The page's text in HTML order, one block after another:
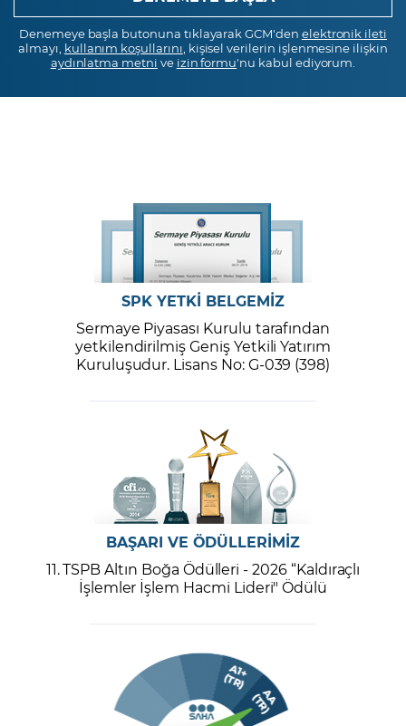
Denemeye başla butonuna tıklayarak GCM'den elektronik ileti
almayı, kullanım koşullarını , kişisel verilerin işlenmesine ilişkin
aydınlatma metni ve izin formu'nu kabul ediyorum.
SPK YETKİ BELGEMİZ
Sermaye Piyasası Kurulu tarafından
yetkilendirilmiş Geniş Yetkili Yatırım
Kuruluşudur. Lisans No: G-039 (398)
BAŞARI VE ÖDÜLLERİMİZ
11. TSPB Altın Boğa Ödülleri - 2026 “Kaldıraçlı
İşlemler İşlem Hacmi Lideri" Ödülü